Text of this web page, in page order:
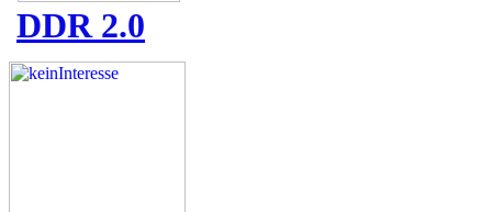
DDR 2.0